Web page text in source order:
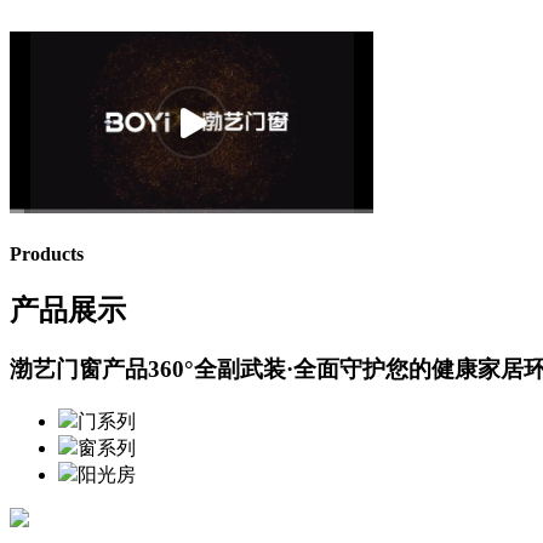
Products
产品展示
渤艺门窗产品360°全副武装·全面守护您的健康家居
门系列
窗系列
阳光房